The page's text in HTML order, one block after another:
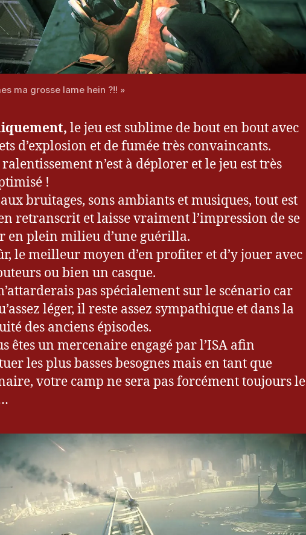
ma grosse lame hein ?!! »
le jeu est sublime de bout en bout avec
d’explosion et de fumée très convaincants.
n’est à déplorer et le jeu est très
!
bruitages, sons ambiants et musiques, tout est
retranscrit et laisse vraiment l’impression de se
en plein milieu d’une guérilla.
le meilleur moyen d’en profiter et d’y jouer avec
ou bien un casque.
pas spécialement sur le scénario car
léger, il reste assez sympathique et dans la
des anciens épisodes.
êtes un mercenaire engagé par l’ISA afin
les plus basses besognes mais en tant que
votre camp ne sera pas forcément toujours le